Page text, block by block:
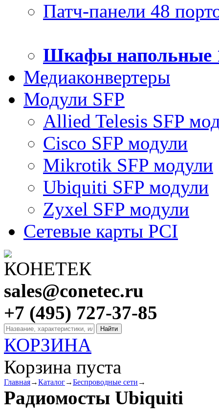
Патч-панели 48
Шкафы напольные
Медиаконвертеры
Модули SFP
Allied Telesis SFP
Cisco SFP модули
Mikrotik SFP модули
Ubiquiti SFP модули
Zyxel SFP модули
Сетевые карты PCI
sales@conetec.ru
+7 (495) 727-37-85
КОРЗИНА
Корзина пуста
Главная→Каталог→Беспроводные сети →
Радиомосты Ubiquiti